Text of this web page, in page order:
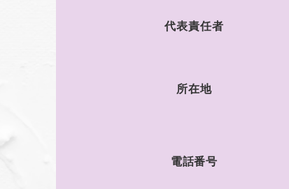
代表責任者
所在地
電話番号